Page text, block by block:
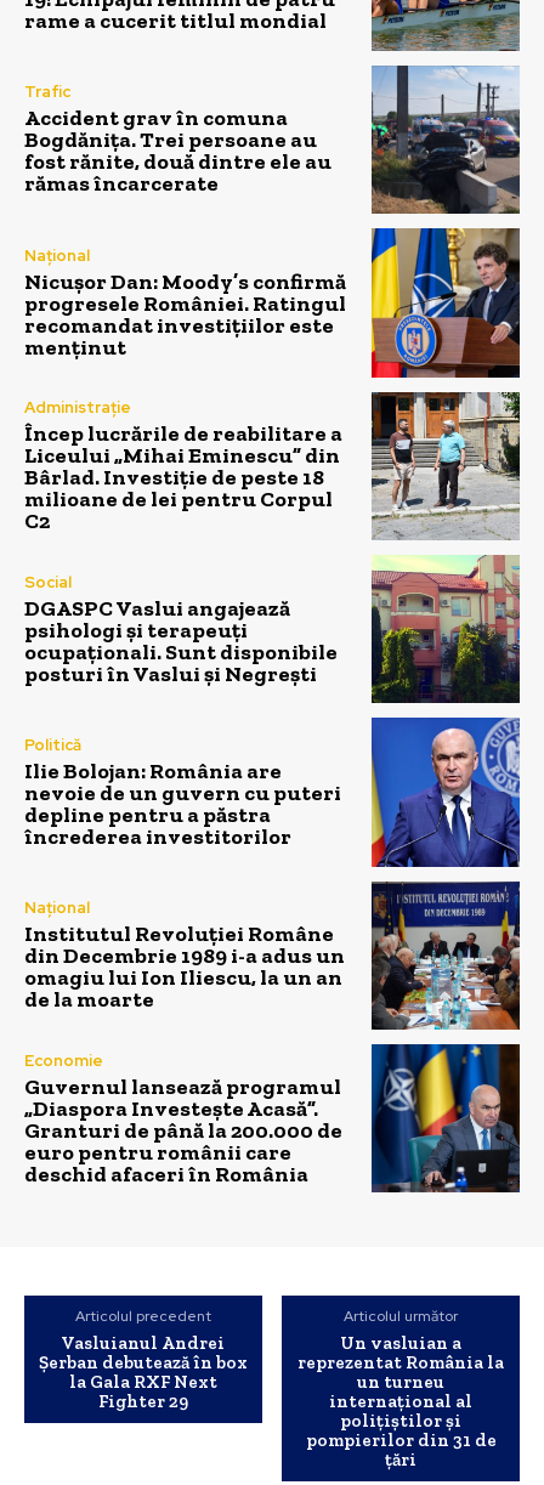
rame a cucerit titlul mondial
Trafic
Accident grav în comuna
Bogdănița. Trei persoane au
fost rănite, două dintre ele au
rămas încarcerate
Național
Nicușor Dan: Moody’s confirmă
progresele României. Ratingul
recomandat investițiilor este
menținut
Administrație
Încep lucrările de reabilitare a
Liceului „Mihai Eminescu” din
Bârlad. Investiție de peste 18
milioane de lei pentru Corpul
C2
Social
DGASPC Vaslui angajează
psihologi și terapeuți
ocupaționali. Sunt disponibile
posturi în Vaslui și Negrești
Politică
Ilie Bolojan: România are
nevoie de un guvern cu puteri
depline pentru a păstra
încrederea investitorilor
Național
Institutul Revoluției Române
din Decembrie 1989 i-a adus un
omagiu lui Ion Iliescu, la un an
de la moarte
Economie
Guvernul lansează programul
„Diaspora Investește Acasă”.
Granturi de până la 200.000 de
euro pentru românii care
deschid afaceri în România
Articolul precedent
Vasluianul Andrei
Șerban debutează în box
la Gala RXF Next
Fighter 29
Articolul următor
Un vasluian a
reprezentat România la
un turneu
internațional al
polițiștilor și
pompierilor din 31 de
țări